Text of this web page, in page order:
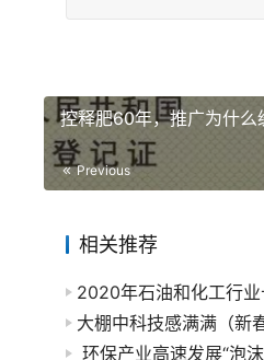
控释肥60年，推广为什么
Previous
相关推荐
大棚中科技感满满（新
环保产业高速发展“泡